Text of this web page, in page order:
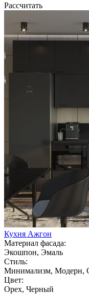
Рассчитать
Кухня Ажгон
Материал фасада:
Экошпон, Эмаль
Стиль:
Минимализм, Модерн,
Цвет:
Орех, Черный